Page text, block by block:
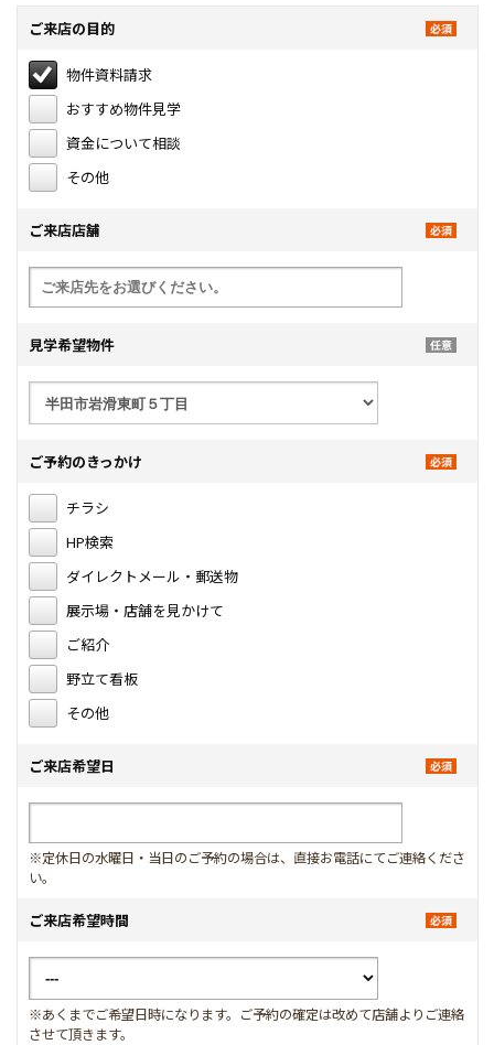
ご来店の目的
物件資料請求
おすすめ物件見学
資金について相談
その他
ご来店店舗
見学希望物件
ご予約のきっかけ
チラシ
HP検索
ダイレクトメール・郵送物
展示場・店舗を見かけて
ご紹介
野立て看板
その他
ご来店希望日
※定休日の水曜日・当日のご予約の場合は、直接お電話にてご連絡くださ
い。
ご来店希望時間
※あくまでご希望日時になります。ご予約の確定は改めて店舗よりご連絡
させて頂きます。